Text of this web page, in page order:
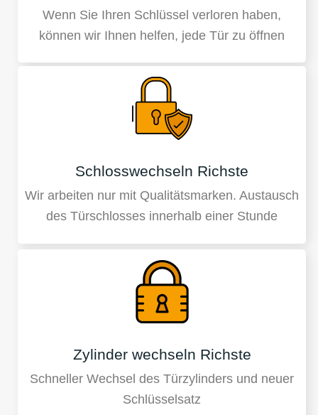
Wenn Sie Ihren Schlüssel verloren haben,
können wir Ihnen helfen, jede Tür zu öffnen
Schlosswechseln Richste
Wir arbeiten nur mit Qualitätsmarken. Austausch
des Türschlosses innerhalb einer Stunde
Zylinder wechseln Richste
Schneller Wechsel des Türzylinders und neuer
Schlüsselsatz